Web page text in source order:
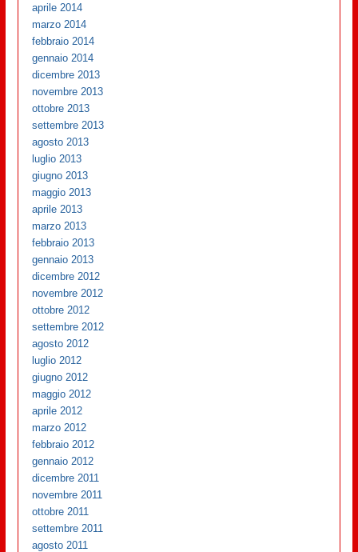
aprile 2014
marzo 2014
febbraio 2014
gennaio 2014
dicembre 2013
novembre 2013
ottobre 2013
settembre 2013
agosto 2013
luglio 2013
giugno 2013
maggio 2013
aprile 2013
marzo 2013
febbraio 2013
gennaio 2013
dicembre 2012
novembre 2012
ottobre 2012
settembre 2012
agosto 2012
luglio 2012
giugno 2012
maggio 2012
aprile 2012
marzo 2012
febbraio 2012
gennaio 2012
dicembre 2011
novembre 2011
ottobre 2011
settembre 2011
agosto 2011